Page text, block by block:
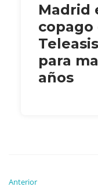
Madrid
copago
para
años
Anterior